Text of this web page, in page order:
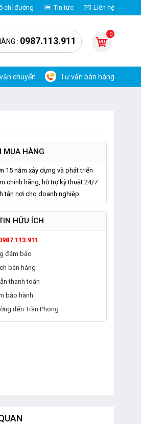
chỉ đường Tin tức Liên hệ
0
: 0987.113.911
Tư vấn bán hàng
chuyển
MUA HÀNG
15 năm xây dựng và phát triển
chính hãng, hỗ trợ kỹ thuật 24/7
tận nơi cho doanh nghiệp
HỮU ÍCH
đảm bảo
bán hàng
thanh toán
bảo hành
đến Trần Phong